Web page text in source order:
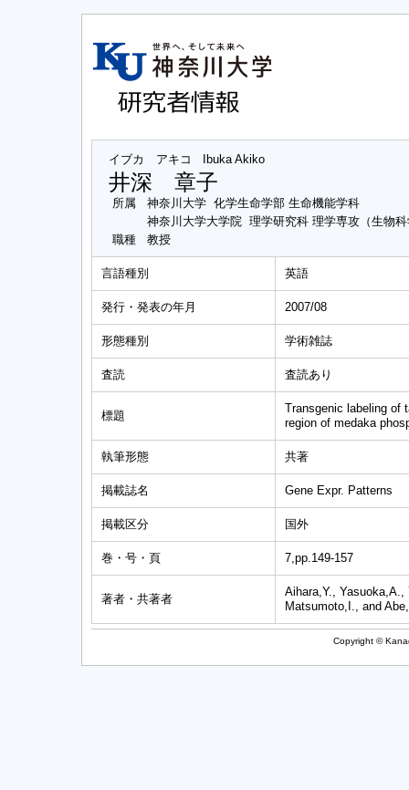
イブカ アキコ Ibuka Akiko
井深 章子
所属
神奈川大学 化学生命学部 生命機能学科
神奈川大学大学院 理学研究科 理学専攻（生物
職種
教授
言語種別 英語
発行・発表の年月 2007/08
形態種別 学術雑誌
査読 査読あり
標題
Transgenic labeling of
region of medaka
執筆形態 共著
掲載誌名 Gene Expr. Patterns
掲載区分 国外
巻・号・頁 7,pp.149-157
著者・共著者
Aihara,Y.,
Matsumoto,I., and
Copyright ©